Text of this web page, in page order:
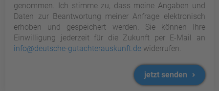
genommen. Ich stimme zu, dass meine Angaben und
Daten zur Beantwortung meiner Anfrage elektronisch
erhoben und gespeichert werden. Sie können Ihre
Einwilligung jederzeit für die Zukunft per E-Mail an
info@deutsche-gutachterauskunft.de widerrufen.
jetzt senden